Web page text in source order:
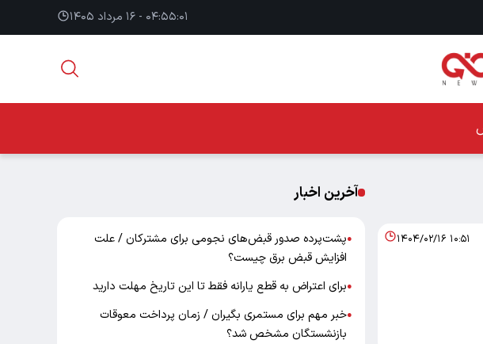
۰۴:۵۵:۰۱ - ۱۶ مرداد ۱۴۰۵
۱۴۰۴/۰۲/۱۶ ۱۰:۵۱
آخرین اخبار
●پشت‌پرده صدور قبض‌های نجومی برای مشترکان / علت
افزایش قبض برق چیست؟
●برای اعتراض به قطع یارانه فقط تا این تاریخ مهلت دارید
●خبر مهم برای مستمری بگیران / زمان پرداخت معوقات
بازنشستگان مشخص شد؟